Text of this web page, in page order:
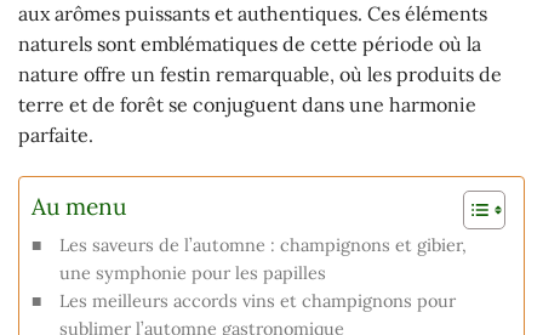
aux arômes puissants et authentiques. Ces éléments
naturels sont emblématiques de cette période où la
nature offre un festin remarquable, où les produits de
terre et de forêt se conjuguent dans une harmonie
parfaite.
Au menu
Les saveurs de l’automne : champignons et gibier,
une symphonie pour les papilles
Les meilleurs accords vins et champignons pour
sublimer l’automne gastronomique